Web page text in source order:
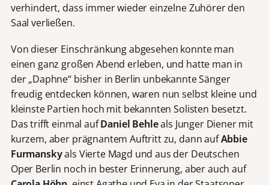
verhindert, dass immer wieder einzelne Zuhörer den
Saal verließen.
Von dieser Einschränkung abgesehen konnte man
einen ganz großen Abend erleben, und hatte man in
der „Daphne“ bisher in Berlin unbekannte Sänger
freudig entdecken können, waren nun selbst kleine und
kleinste Partien hoch mit bekannten Solisten besetzt.
Das trifft einmal aufDaniel Behleals Junger Diener mit
kurzem, aber prägnantem Auftritt zu, dann aufAbbie
Furmanskyals Vierte Magd und aus der Deutschen
Oper Berlin noch in bester Erinnerung, aber auch auf